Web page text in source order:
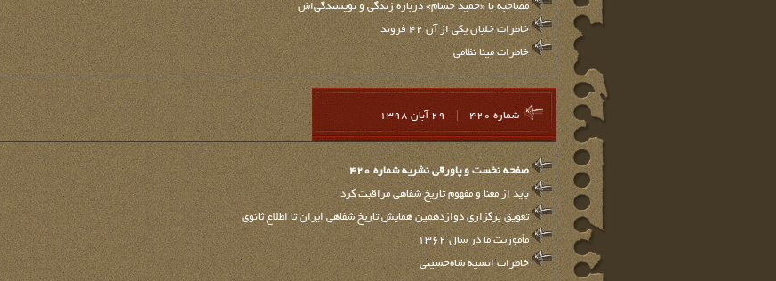
مصاحبه با «حمید حسام» درباره زندگی و نویسندگی‌اش
خاطرات خلبان یکی از آن 42 فروند
خاطرات مینا نظامی
شماره 420
صفحه نخست و پاورقي نشريه شماره 420
باید از معنا و مفهوم تاریخ شفاهی مراقبت کرد
تعویق برگزاری دوازدهمین همایش تاریخ شفاهی ایران تا اطلاع ثانوی
مأموریت ما در سال 1362
خاطرات انسیه شاه‌حسینی